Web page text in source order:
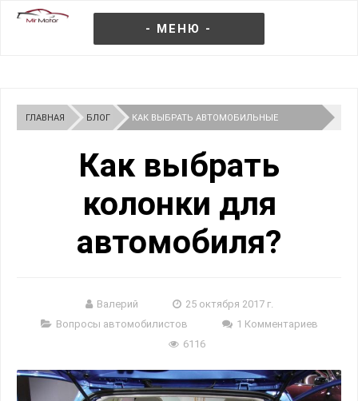
- МЕНЮ -
ГЛАВНАЯ БЛОГ КАК ВЫБРАТЬ АВТОМОБИЛЬНЫЕ
Как выбрать
колонки для
автомобиля?
Валерий
25 октября 2017 г.
Вопросы автомобилистов
1 Комментариев
6116